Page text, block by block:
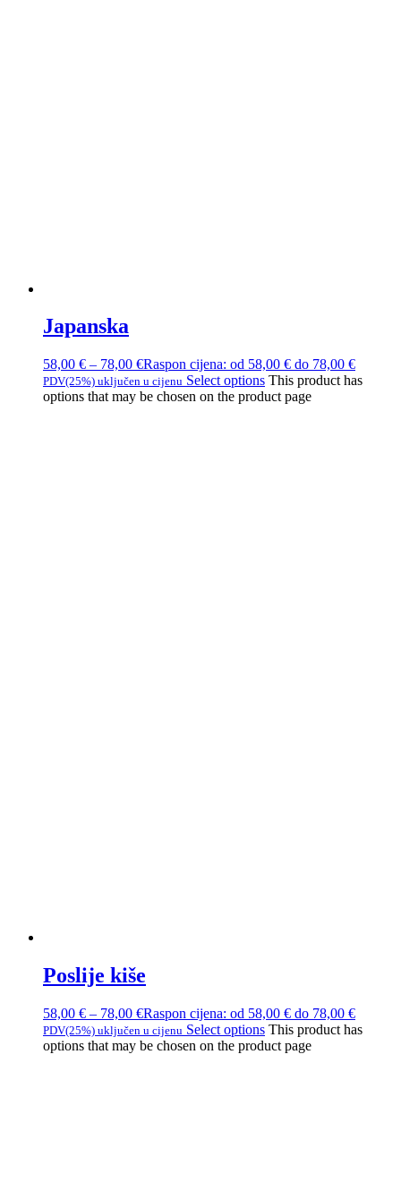
Japanska
58,00 € – 78,00 €Raspon cijena: od 58,00 € do 78,00 €
PDV(25%) uključen u cijenu Select options This product has
options that may be chosen on the product page
Poslije kiše
58,00 € – 78,00 €Raspon cijena: od 58,00 € do 78,00 €
PDV(25%) uključen u cijenu Select options This product has
options that may be chosen on the product page